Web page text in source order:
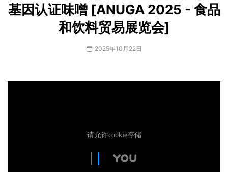
基因认证味噌 [ANUGA 2025 - 食品
和饮料贸易展览会]
2025年10月22日